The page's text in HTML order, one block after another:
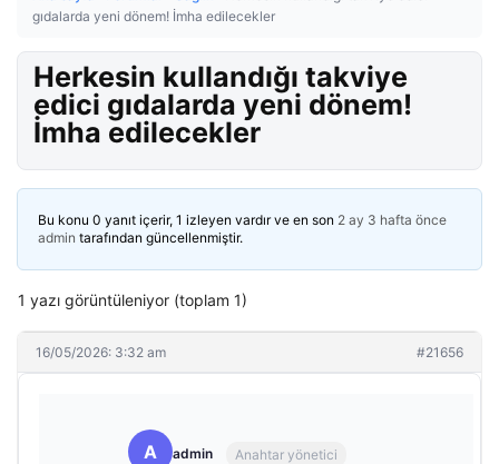
gıdalarda yeni dönem! İmha edilecekler
Herkesin kullandığı takviye
edici gıdalarda yeni dönem!
İmha edilecekler
Bu konu 0 yanıt içerir, 1 izleyen vardır ve en son 2 ay 3 hafta önce
admin tarafından güncellenmiştir.
1 yazı görüntüleniyor (toplam 1)
16/05/2026: 3:32 am #21656
A admin Anahtar yönetici